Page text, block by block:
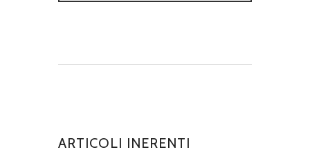
ARTICOLI INERENTI